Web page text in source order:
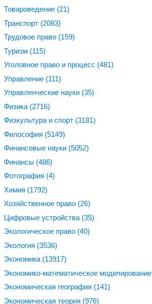
Товароведение (21)
Транспорт (2083)
Трудовое право (159)
Туризм (115)
Уголовное право и процесс (481)
Управление (111)
Управленческие науки (35)
Физика (2716)
Физкультура и спорт (3181)
Философия (5149)
Финансовые науки (5052)
Финансы (486)
Фотография (4)
Химия (1792)
Хозяйственное право (26)
Цифровые устройства (35)
Экологическое право (40)
Экология (3536)
Экономика (13917)
Экономико-математическое моделирование
Экономическая география (141)
Экономическая теория (976)